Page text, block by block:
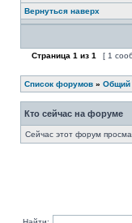
Вернуться наверх
Страница 1 из 1 [ 1
Список форумов » Общий
Кто сейчас на форуме
Сейчас этот форум